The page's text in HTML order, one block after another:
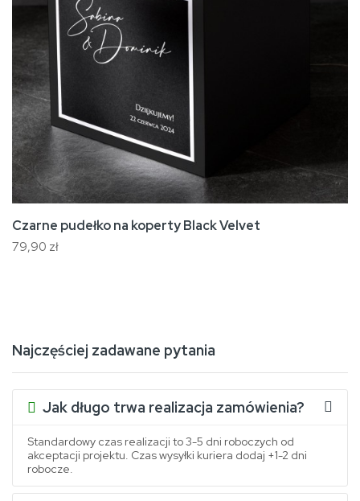
Czarne pudełko na koperty Black Velvet
79,90 zł
Najczęściej zadawane pytania
Jak długo trwa realizacja zamówienia?
Standardowy czas realizacji to 3-5 dni roboczych od
akceptacji projektu. Czas wysyłki kuriera dodaj +1-2 dni
robocze.